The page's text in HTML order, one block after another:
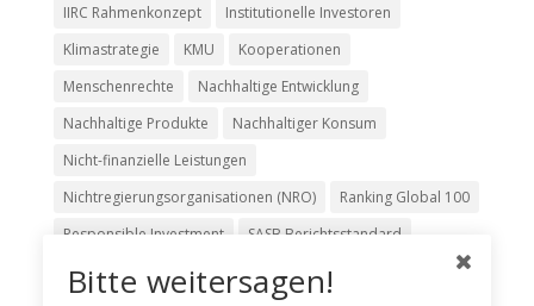
IIRC Rahmenkonzept
Institutionelle Investoren
Klimastrategie
KMU
Kooperationen
Menschenrechte
Nachhaltige Entwicklung
Nachhaltige Produkte
Nachhaltiger Konsum
Nicht-finanzielle Leistungen
Nichtregierungsorganisationen (NRO)
Ranking Global 100
Responsible Investment
SASB Berichtsstandard
Science-based Targets
Social Media
Bitte weitersagen!